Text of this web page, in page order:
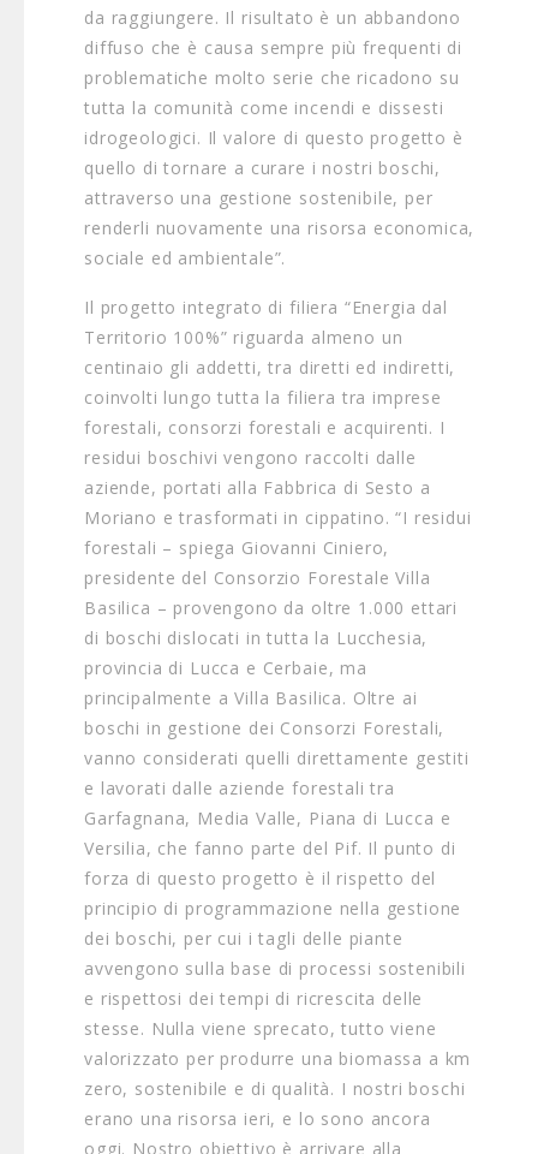
da raggiungere. Il risultato è un abbandono
diffuso che è causa sempre più frequenti di
problematiche molto serie che ricadono su
tutta la comunità come incendi e dissesti
idrogeologici. Il valore di questo progetto è
quello di tornare a curare i nostri boschi,
attraverso una gestione sostenibile, per
renderli nuovamente una risorsa economica,
sociale ed ambientale”.
Il progetto integrato di filiera “Energia dal
Territorio 100%” riguarda almeno un
centinaio gli addetti, tra diretti ed indiretti,
coinvolti lungo tutta la filiera tra imprese
forestali, consorzi forestali e acquirenti. I
residui boschivi vengono raccolti dalle
aziende, portati alla Fabbrica di Sesto a
Moriano e trasformati in cippatino. “I residui
forestali – spiega Giovanni Ciniero,
presidente del Consorzio Forestale Villa
Basilica – provengono da oltre 1.000 ettari
di boschi dislocati in tutta la Lucchesia,
provincia di Lucca e Cerbaie, ma
principalmente a Villa Basilica. Oltre ai
boschi in gestione dei Consorzi Forestali,
vanno considerati quelli direttamente gestiti
e lavorati dalle aziende forestali tra
Garfagnana, Media Valle, Piana di Lucca e
Versilia, che fanno parte del Pif. Il punto di
forza di questo progetto è il rispetto del
principio di programmazione nella gestione
dei boschi, per cui i tagli delle piante
avvengono sulla base di processi sostenibili
e rispettosi dei tempi di ricrescita delle
stesse. Nulla viene sprecato, tutto viene
valorizzato per produrre una biomassa a km
zero, sostenibile e di qualità. I nostri boschi
erano una risorsa ieri, e lo sono ancora
oggi. Nostro obiettivo è arrivare alla